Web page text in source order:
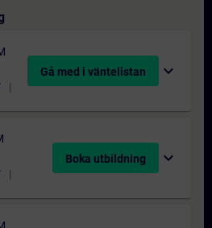
Gå med i väntelistan expand_more
Boka utbildning expand_more